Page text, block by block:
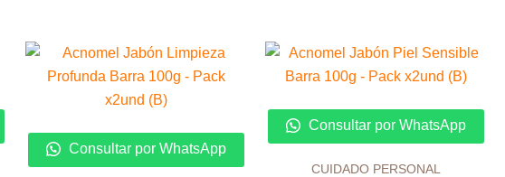
Consultar por WhatsApp
Consultar por WhatsApp
CUIDADO PERSONAL